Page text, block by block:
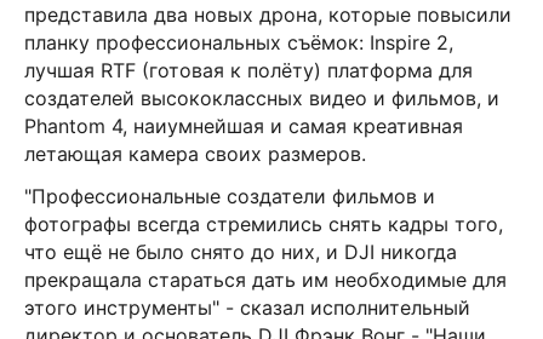
представила два новых дрона, которые повысили
планку профессиональных съёмок: Inspire 2,
лучшая RTF (готовая к полёту) платформа для
создателей высококлассных видео и фильмов, и
Phantom 4, наиумнейшая и самая креативная
летающая камера своих размеров.
"Профессиональные создатели фильмов и
фотографы всегда стремились снять кадры того,
что ещё не было снято до них, и DJI никогда
прекращала стараться дать им необходимые для
этого инструменты" - сказал исполнительный